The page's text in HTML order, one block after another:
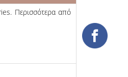
Περισσότερα από